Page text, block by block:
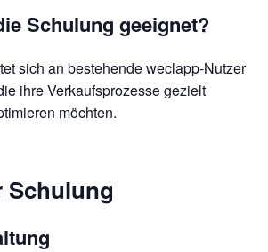
Schulung geeignet?
sich an bestehende weclapp-Nutzer
ihre Verkaufsprozesse gezielt
möchten.
Schulung